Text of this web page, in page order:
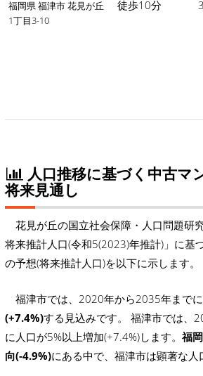
福岡県 福津市 花見が丘
1丁目3-10
徒歩10分
人口推移に基づく中古マ
将来見通し
花見が丘の国立社会保障・人口問題研
将来推計人口(令和5(2023)年推計)」に基
の予想(将来推計人口)を以下に示します。
福津市では、2020年から2035年までに
(+7.4%)する見込みです。 福津市では、
に人口が5%以上増加(+7.4%)します。 福
向(-4.9%)にある中で、福津市は顕著な人